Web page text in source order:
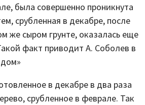
была совершенно проникнута
срубленная в декабре, после
же сыром грунте, оказалась еще
факт приводит А. Соболев в
в декабре в два раза
срубленное в феврале. Так